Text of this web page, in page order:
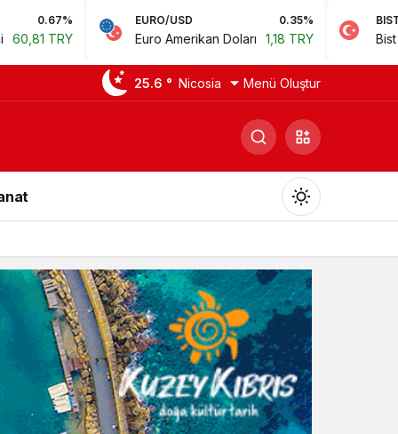
EURO/USD 0.35%
Euro Amerikan Doları 1,18 TRY
BIST 0.78%
Bist 100 14.168,35 TRY
25.6 ° Nicosia Menü Oluştur
Gündüz Modu
Gündüz modunu seçin.
Gece Modu
Gece modunu seçin.